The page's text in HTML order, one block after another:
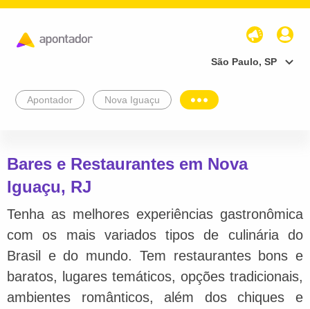
São Paulo, SP
Apontador Nova Iguaçu
Bares e Restaurantes em Nova
Iguaçu, RJ
Tenha as melhores experiências gastronômica
com os mais variados tipos de culinária do
Brasil e do mundo. Tem restaurantes bons e
baratos, lugares temáticos, opções tradicionais,
ambientes românticos, além dos chiques e